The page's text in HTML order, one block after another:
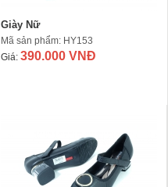
Giày Nữ
Mã sản phẩm: HY153
Giá: 390.000 VNĐ